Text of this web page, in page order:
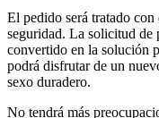
El pedido será tratado
seguridad. La solicitud de
convertido en la solución
podrá disfrutar de un
sexo duradero.
No tendrá más